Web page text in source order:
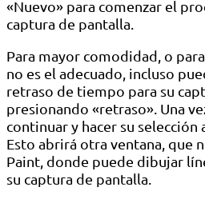
«Nuevo» para comenzar el
captura de pantalla.
Para mayor comodidad, o
no es el adecuado, incluso
retraso de tiempo para su
presionando «retraso». Una
continuar y hacer su selección
Esto abrirá otra ventana, que
Paint, donde puede dibujar
su captura de pantalla.